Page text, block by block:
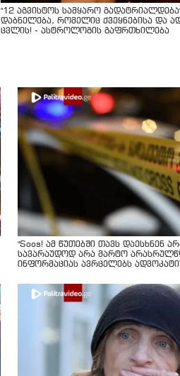
"12 აგვისტოს სამყარო
დაბნელება, რომელიც ქვეყნებისა და
ცვლის! - ასტროლოგის გაფრთხილება
"Soos! ამ წუთებში თავს დაესხნენ
სავარაუდოდ არა მარტო
ინფორმაციას ავრცელებს